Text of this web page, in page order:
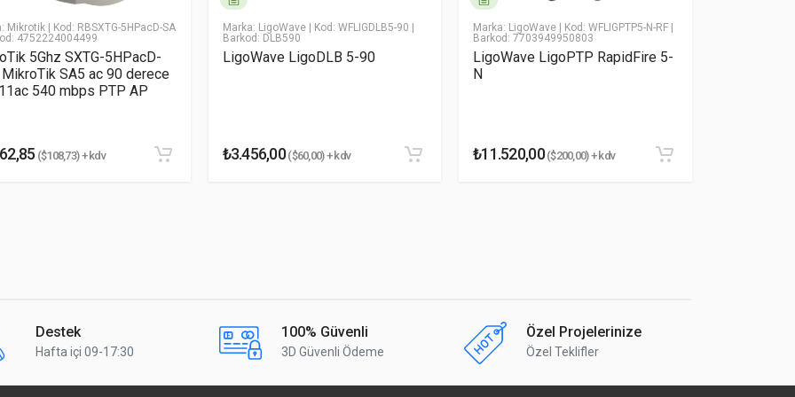
- 2484 MHz 5150 - 5875 MHz
pasif poe ve 802.3af/at)
Mikrotik | Kod: RBSXTG-5HPacD-SA
4752224004499
5Ghz SXTG-5HPacD-
SA5 ac 90 derece
540 mbps PTP AP
($108,73) + kdv
Marka: LigoWave | Kod: WFLIGDLB5-90 |
Barkod: DLB590
LigoWave LigoDLB 5-90
₺3.456,00($60,00) + kdv
Marka: LigoWave | Kod: WFLIGPTP5-N-RF |
Barkod: 7703949950803
LigoWave LigoPTP RapidFire 5-
N
₺11.520,00($200,00) + kdv
Destek
Hafta içi 09-17:30
100% Güvenli
3D Güvenli Ödeme
Özel Projelerinize
Özel Teklifler